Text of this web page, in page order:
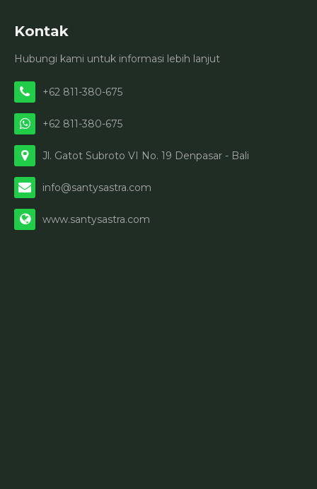
Kontak
Hubungi kami untuk informasi lebih lanjut
+62 811-380-675
+62 811-380-675
Jl. Gatot Subroto VI No. 19 Denpasar - Bali
info@santysastra.com
www.santysastra.com